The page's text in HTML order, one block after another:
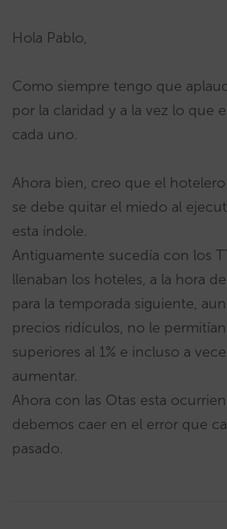
Hola Pablo,
Como siempre tengo que
por la claridad y a la vez lo que
cada uno.
Ahora bien, creo que el
se debe quitar el miedo al
esta índole.
Antiguamente sucedía con los
llenaban los hoteles, a la hora
para la temporada siguiente,
precios ridículos, no le
superiores al 1% e incluso a
aumentar.
Ahora con las Otas esta
debemos caer en el error que
pasado.